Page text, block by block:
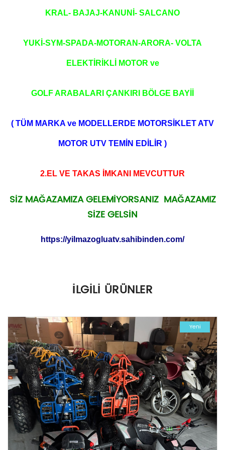
KRAL- BAJAJ-KANUNİ- SALCANO
YUKİ-SYM-SPADA-MOTORAN-ARORA- VOLTA
ELEKTİRİKLİ MOTOR ve
GOLF ARABALARI ÇANKIRI BÖLGE BAYİİ
( TÜM MARKA ve MODELLERDE MOTORSİKLET ATV
MOTOR UTV TEMİN EDİLİR )
2.EL VE TAKAS İMKANI MEVCUTTUR
SİZ MAĞAZAMIZA GELEMİYORSANIZ MAĞAZAMIZ
SİZE GELSİN
https://yilmazogluatv.sahibinden.com/
MOTORDA” için yorum yapan ilk kişi siz olun
SOCIAL CONNECT:
E-posta adresiniz yayınlanmayacak.Gerekli alanlar*ile
işaretlenmişlerdir
İsim
E-posta *
İLGILI ÜRÜNLER
Yeni